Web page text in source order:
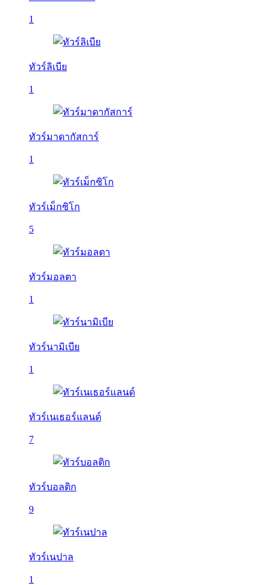
1
ทัวร์ลิเบีย
1
ทัวร์มาดากัสการ์
1
ทัวร์เม็กซิโก
5
ทัวร์มอลตา
1
ทัวร์นามิเบีย
1
ทัวร์เนเธอร์แลนด์
7
ทัวร์บอลติก
9
ทัวร์เนปาล
1